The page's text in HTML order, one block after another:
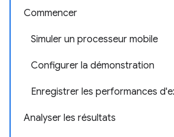
Commencer
Simuler un processeur mobile
Configurer la démonstration
Enregistrer les performances
Analyser les résultats